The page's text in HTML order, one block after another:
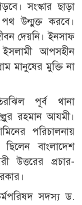
সংস্কার ছাড়া
পথ উন্মুক্ত করবে।
দেয়নি। ইনসাফ
ইসলামী আপসহীন
মানুষের মুক্তি না
পূর্ব থানা
রহমান আযমী।
পরিচালনায়
বাংলাদেশ
উত্তরের প্রচার-
সদস্য ড.